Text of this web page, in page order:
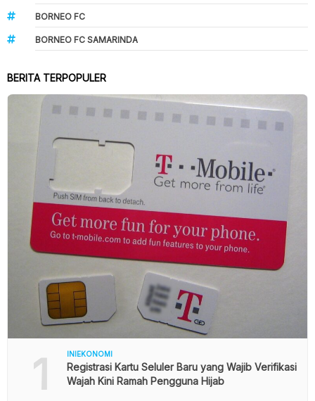
BORNEO FC
BORNEO FC SAMARINDA
BERITA TERPOPULER
1 INIEKONOMI
Registrasi Kartu Seluler Baru yang Wajib Verifikasi
Wajah Kini Ramah Pengguna Hijab